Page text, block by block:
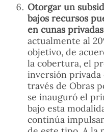
Otorgar un
bajos recursos
en cunas
actualmente al
objetivo, de
la cobertura, el
inversión
través de Obras
se inauguró el
bajo esta
continúa